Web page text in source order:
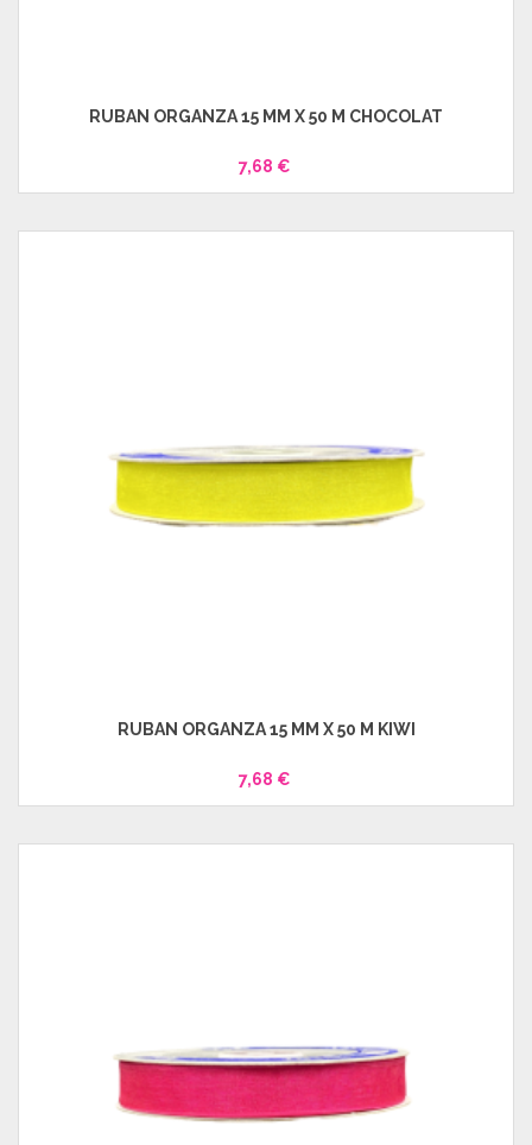
RUBAN ORGANZA 15 MM X 50 M CHOCOLAT
7,68 €
RUBAN ORGANZA 15 MM X 50 M KIWI
7,68 €